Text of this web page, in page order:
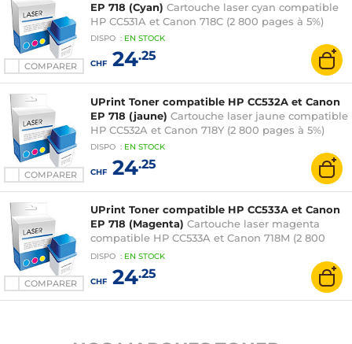
COMPARER
EP 718 (Cyan) Cartouche laser cyan compatible
HP CC531A et Canon 718C (2 800 pages à 5%)
DISPO : EN STOCK
CHF24.25
COMPARER
UPrint Toner compatible HP CC532A et Canon
EP 718 (jaune) Cartouche laser jaune compatible
HP CC532A et Canon 718Y (2 800 pages à 5%)
DISPO : EN STOCK
CHF24.25
COMPARER
UPrint Toner compatible HP CC533A et Canon
EP 718 (Magenta) Cartouche laser magenta
compatible HP CC533A et Canon 718M (2 800
pages à 5%)
DISPO : EN STOCK
CHF24.25